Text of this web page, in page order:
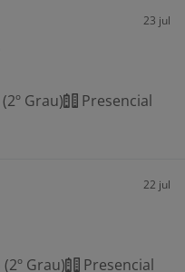
23 jul
Grau)
Presencial
22 jul
Grau) Presencial